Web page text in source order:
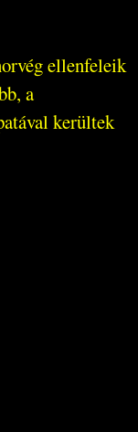
ellenfeleik
a
kerültek